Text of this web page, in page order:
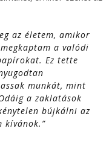
az életem, amikor
a valódi
Ez tette
munkát, mint
a zaklatások
bújkálni az
kívánok.”